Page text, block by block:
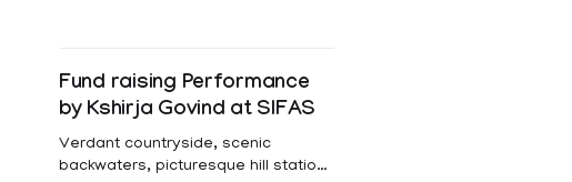
Fund raising Performance
by Kshirja Govind at SIFAS
Verdant countryside, scenic
backwaters, picturesque hill stations